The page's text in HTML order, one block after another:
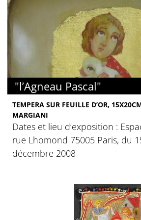
"l’Agneau Pascal"
TEMPERA SUR FEUILLE D’OR,
MARGIANI
Dates et lieu d’exposition :
rue Lhomond 75005 Paris, du
décembre 2008